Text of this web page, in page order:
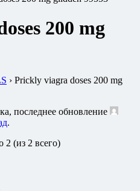
200 mg
› Prickly viagra doses 200 mg
последнее обновление
.
(из 2 всего)